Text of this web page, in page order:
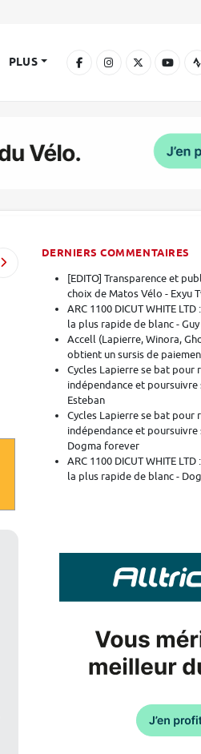
PLUS
DERNIERS COMMENTAIRES
[EDITO] Transparence et
choix de Matos Vélo - Exyu
ARC 1100 DICUT WHITE
la plus rapide de blanc - Guy
Accell (Lapierre, Winora,
obtient un sursis de
Cycles Lapierre se bat pour
indépendance et
Esteban
Cycles Lapierre se bat pour
indépendance et
Dogma forever
ARC 1100 DICUT WHITE
la plus rapide de blanc -